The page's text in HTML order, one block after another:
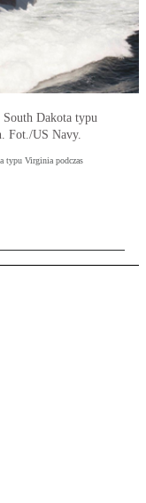
Dakota typu
Fot./US Navy.
typu Virginia podczas